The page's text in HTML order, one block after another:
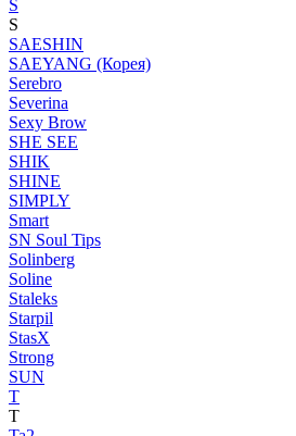
S
S
SAESHIN
SAEYANG (Корея)
Serebro
Severina
Sexy Brow
SHE SEE
SHIK
SHINE
SIMPLY
Smart
SN Soul Tips
Solinberg
Soline
Staleks
Starpil
StasX
Strong
SUN
T
T